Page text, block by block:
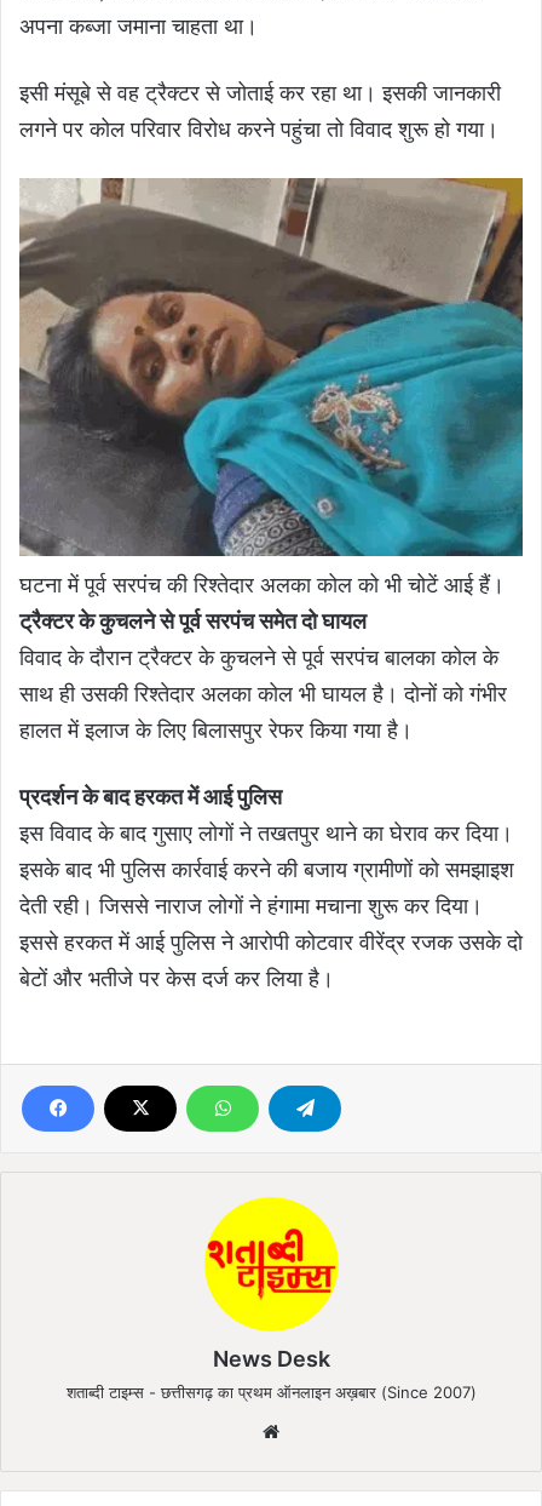
अपना कब्जा जमाना चाहता था।
इसी मंसूबे से वह ट्रैक्टर से जोताई कर रहा था। इसकी जानकारी
लगने पर कोल परिवार विरोध करने पहुंचा तो विवाद शुरू हो गया।
घटना में पूर्व सरपंच की रिश्तेदार अलका कोल को भी चोटें आई हैं।
ट्रैक्टर के कुचलने से पूर्व सरपंच समेत दो घायल
विवाद के दौरान ट्रैक्टर के कुचलने से पूर्व सरपंच बालका कोल के
साथ ही उसकी रिश्तेदार अलका कोल भी घायल है। दोनों को गंभीर
हालत में इलाज के लिए बिलासपुर रेफर किया गया है।
प्रदर्शन के बाद हरकत में आई पुलिस
इस विवाद के बाद गुसाए लोगों ने तखतपुर थाने का घेराव कर दिया।
इसके बाद भी पुलिस कार्रवाई करने की बजाय ग्रामीणों को समझाइश
देती रही। जिससे नाराज लोगों ने हंगामा मचाना शुरू कर दिया।
इससे हरकत में आई पुलिस ने आरोपी कोटवार वीरेंद्र रजक उसके दो
बेटों और भतीजे पर केस दर्ज कर लिया है।
News Desk
शताब्दी टाइम्स - छत्तीसगढ़ का प्रथम ऑनलाइन अख़बार (Since 2007)
te